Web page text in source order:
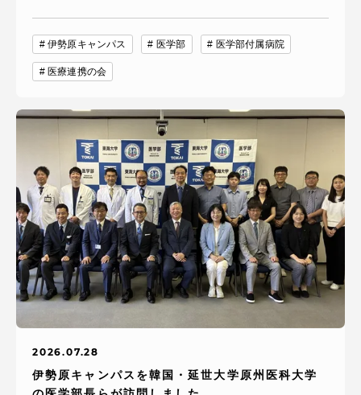
伊勢原キャンパス 医学部 医学部付属病院
医療連携の会
2026.07.28
伊勢原キャンパスを韓国・延世大学原州医科大学